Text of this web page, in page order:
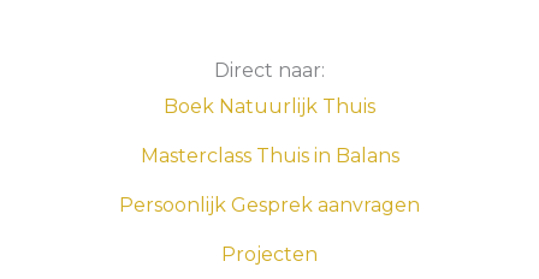
Direct naar:
Boek Natuurlijk Thuis
Masterclass Thuis in Balans
Persoonlijk Gesprek aanvragen
Projecten